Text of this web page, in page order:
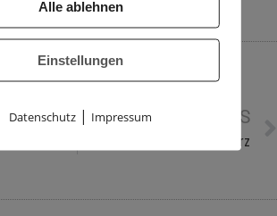
Juni 18, 2024
NEWS NÄCHSTE NEWS
Mitgliedschaft mit Herz
Alle ablehnen
Einstellungen
Datenschutz | Impressum